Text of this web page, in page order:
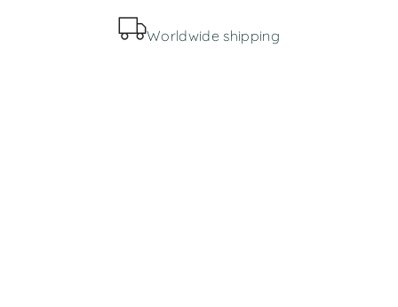
Worldwide shipping